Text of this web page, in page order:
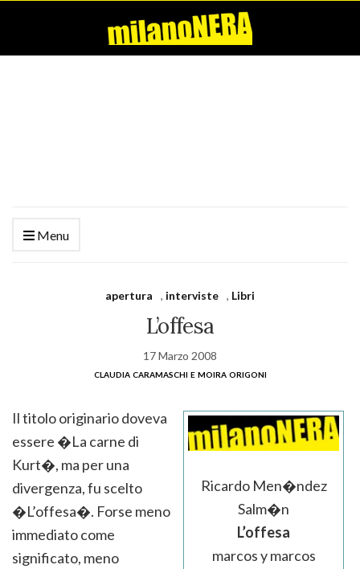
Menu
apertura , interviste , Libri
L’offesa
17 Marzo 2008
claudia caramaschi e moira origoni
Ricardo Men�ndez
Salm�n
L’offesa
marcos y marcos
Il titolo originario doveva
essere �La carne di
Kurt�, ma per una
divergenza, fu scelto
�L’offesa�. Forse meno
immediato come
significato, meno